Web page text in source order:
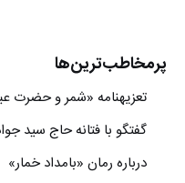
پرمخاطب‌ترین‌ها
تعزیه‎نامه‏ «شمر و حضرت عباس» اثر «میر عزا کاشانی»
گفتگو با فتانه حاج سید
درباره رمان «بامداد خمار»